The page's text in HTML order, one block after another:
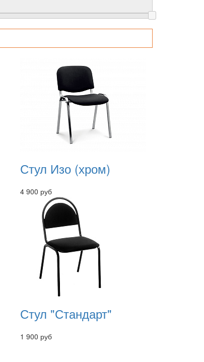
Стул Изо (хром)
4 900 руб
Стул "Стандарт"
1 900 руб